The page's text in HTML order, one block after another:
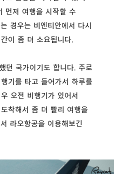
먼저 여행을 시작할 수
경우는 비엔티안에서 다시
이 좀 더 소요됩니다.
던 국가이기도 합니다. 주로
기를 타고 들어가서 하루를
오전 비행기가 있어서
착해서 좀 더 빨리 여행을
라오항공을 이용해보긴